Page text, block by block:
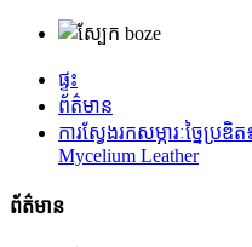
ផ្ទះ
ព័ត៌មាន
ការស្វែងរកសម្ភារៈច្នៃប្រ
Mycelium Leather
ព័ត៌មាន